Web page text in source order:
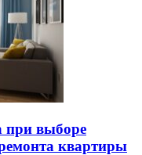
при выборе
квартиры